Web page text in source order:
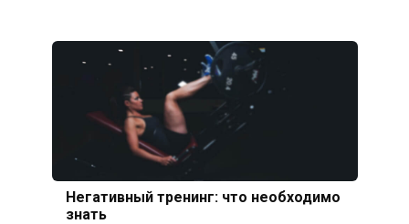
Негативный тренинг: что необходимо
знать